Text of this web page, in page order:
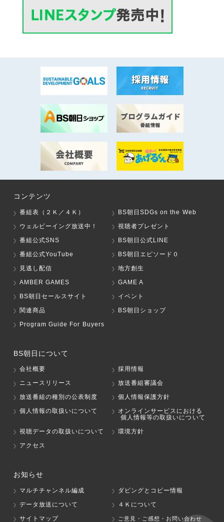
コンテンツ
番組表（２Ｋ／４Ｋ）
BS朝日SDGs on the Web
ウェルビーイング放送中！
視聴者プレゼント
番組公式SNS
BS朝日公式LINE
番組公式YouTube
BS朝日エピソード０
見逃し配信
地方創生
AMBER GAMES
GAME A
BS朝日セールスサイト
イベント
関連商品
BS朝日ショップ
Program Guide For Buyers
BS朝日について
会社概要
採用情報
ニュースリリース
放送番組審議会
放送番組の種別の公表制度
個人情報保護方針
個人情報の取扱いについて
オンラインサービスにおける
個人情報等の取扱いについて
視聴データの取扱いについて
環境方針
アクセス
お知らせ
マルチチャンネル編成
ダビングとコピー情報
データ放送について
４Ｋについて
サイトマップ
ご意見・ご感想・お問い合わせ